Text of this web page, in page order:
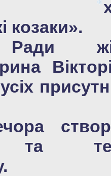
козаки».
та